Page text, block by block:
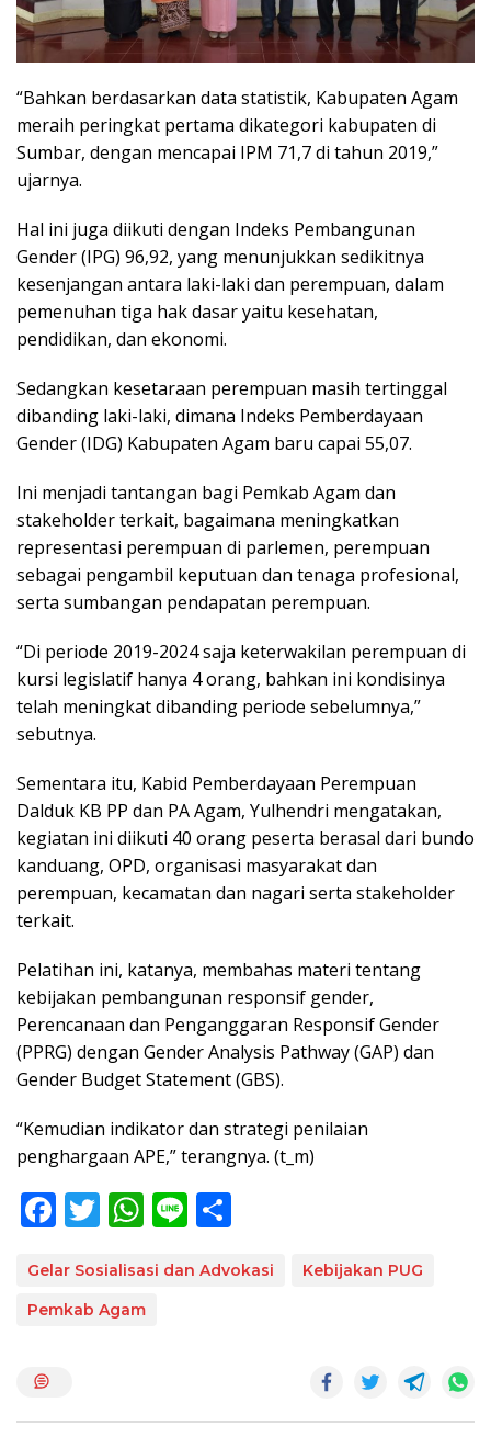
“Bahkan berdasarkan data statistik, Kabupaten Agam
meraih peringkat pertama dikategori kabupaten di
Sumbar, dengan mencapai IPM 71,7 di tahun 2019,”
ujarnya.
Hal ini juga diikuti dengan Indeks Pembangunan
Gender (IPG) 96,92, yang menunjukkan sedikitnya
kesenjangan antara laki-laki dan perempuan, dalam
pemenuhan tiga hak dasar yaitu kesehatan,
pendidikan, dan ekonomi.
Sedangkan kesetaraan perempuan masih tertinggal
dibanding laki-laki, dimana Indeks Pemberdayaan
Gender (IDG) Kabupaten Agam baru capai 55,07.
Ini menjadi tantangan bagi Pemkab Agam dan
stakeholder terkait, bagaimana meningkatkan
representasi perempuan di parlemen, perempuan
sebagai pengambil keputuan dan tenaga profesional,
serta sumbangan pendapatan perempuan.
“Di periode 2019-2024 saja keterwakilan perempuan di
kursi legislatif hanya 4 orang, bahkan ini kondisinya
telah meningkat dibanding periode sebelumnya,”
sebutnya.
Sementara itu, Kabid Pemberdayaan Perempuan
Dalduk KB PP dan PA Agam, Yulhendri mengatakan,
kegiatan ini diikuti 40 orang peserta berasal dari bundo
kanduang, OPD, organisasi masyarakat dan
perempuan, kecamatan dan nagari serta stakeholder
terkait.
Pelatihan ini, katanya, membahas materi tentang
kebijakan pembangunan responsif gender,
Perencanaan dan Penganggaran Responsif Gender
(PPRG) dengan Gender Analysis Pathway (GAP) dan
Gender Budget Statement (GBS).
“Kemudian indikator dan strategi penilaian
penghargaan APE,” terangnya. (t_m)
F
e
b
k
T
itt
er
W
at
s
p
Li
e ar
Gelar Sosialisasi dan Advokasi
Kebijakan PUG
Pemkab Agam